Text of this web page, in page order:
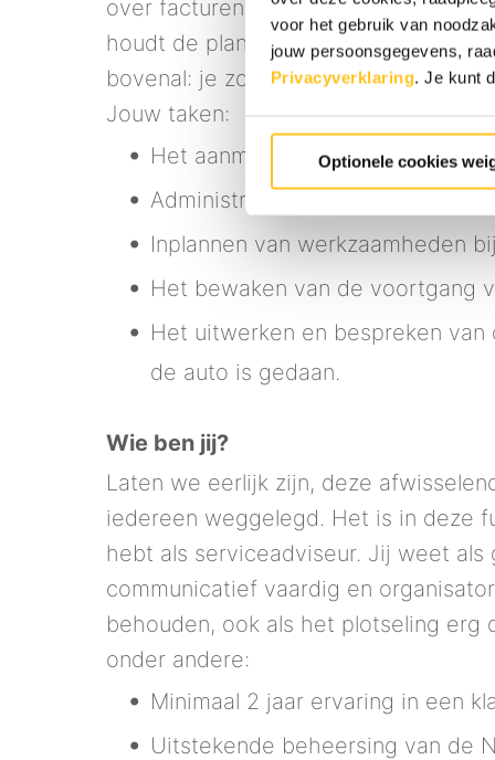
voor het gebruik van
jouw persoonsgegevens,
Privacyverklaring. Je kunt
Optionele cookies
over facturen, schade of
houdt de planning bij en
bovenal: je zorgt ervoor dat de
Jouw taken:
Het aanmaken van werkorders;
Administratief verwerken van de
Inplannen van werkzaamheden
Het bewaken van de voortgang
Het uitwerken en bespreken
de auto is gedaan.
Wie ben jij?
Laten we eerlijk zijn, deze
iedereen weggelegd. Het is in deze
hebt als serviceadviseur. Jij weet
communicatief vaardig en
behouden, ook als het plotseling erg
onder andere:
Minimaal 2 jaar ervaring in een
Uitstekende beheersing van de